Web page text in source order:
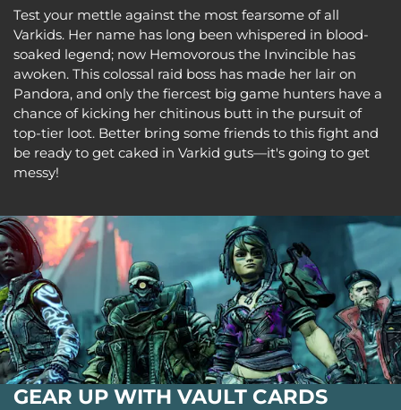
Test your mettle against the most fearsome of all
Varkids. Her name has long been whispered in blood-
soaked legend; now Hemovorous the Invincible has
awoken. This colossal raid boss has made her lair on
Pandora, and only the fiercest big game hunters have a
chance of kicking her chitinous butt in the pursuit of
top-tier loot. Better bring some friends to this fight and
be ready to get caked in Varkid guts—it's going to get
messy!
GEAR UP WITH VAULT CARDS